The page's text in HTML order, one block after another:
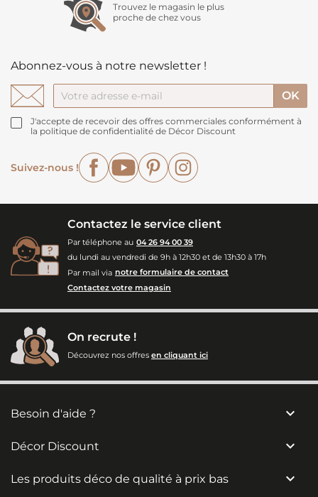
Trouvez le magasin le plus
proche de chez vous
Abonnez-vous à notre newsletter !
J'accepte de recevoir des offres commerciales conformément à
la politique de confidentialité de Décor Discount
Suivez-nous !
FacebookYouTubePinterest
Contactez le service client
Par téléphone au 04 26 94 00 39
du lundi au vendredi de 9h à 12h30 et de 13h30 à 17h
Par mail via notre formulaire de contact
Contactez votre magasin
On recrute !
Découvrez nos offres en cliquant ici
Besoin d'aide ? 
Décor Discount 
Les produits déco de qualité à prix bas 